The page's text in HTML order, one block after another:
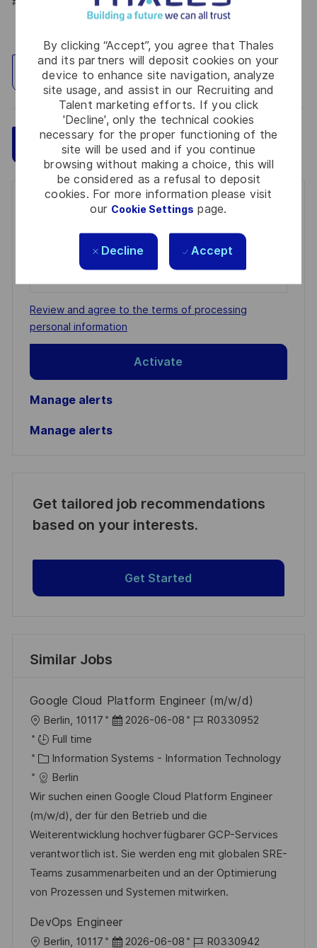
By clicking “Accept”, you agree that Thales
and its partners will deposit cookies on your
device to enhance site navigation, analyze
site usage, and assist in our Recruiting and
Talent marketing efforts. If you click
'Decline', only the technical cookies
necessary for the proper functioning of the
site will be used and if you continue
browsing without making a choice, this will
be considered as a refusal to deposit
cookies. For more information please visit
our Cookie Settings page.
Decline Accept
Explore Location
Apply Now Save
Get notified for similar jobs
You'll receive updates once a week
Email
address
(Required)
Required
Review and agree to the terms of processing
personal information
Activate
Manage alerts
Manage alerts
Get tailored job recommendations
based on your interests.
Get Started
Similar Jobs
Google Cloud Platform Engineer (m/w/d)
L
o
c
a
t
i
o
n
Berlin, 10117
P
s
e
d
D
a
t
e
2026-06-08
J
b
d
R0330952
Full time
C
a
t
e
g
o
r
y
Information Systems - Information Technology
Berlin
Wir suchen einen Google Cloud Platform Engineer
(m/w/d), der für den Betrieb und die
Weiterentwicklung hochverfügbarer GCP-Services
verantwortlich ist. Sie werden eng mit globalen SRE-
Teams zusammenarbeiten und an der Optimierung
von Prozessen und Systemen mitwirken.
DevOps Engineer
L
Berlin, 10117
P 2026-06-08
J
R0330942